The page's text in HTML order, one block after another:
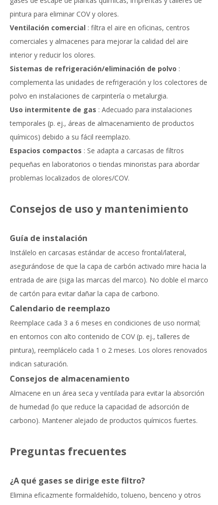
pintura para eliminar COV y olores.
Ventilación comercial : filtra el aire en oficinas, centros
comerciales y almacenes para mejorar la calidad del aire
interior y reducir los olores.
Sistemas de refrigeración/eliminación de polvo :
complementa las unidades de refrigeración y los colectores de
polvo en instalaciones de carpintería o metalurgia.
Uso intermitente de gas : Adecuado para instalaciones
temporales (p. ej., áreas de almacenamiento de productos
químicos) debido a su fácil reemplazo.
Espacios compactos : Se adapta a carcasas de filtros
pequeñas en laboratorios o tiendas minoristas para abordar
problemas localizados de olores/COV.
Consejos de uso y mantenimiento
Guía de instalación
Instálelo en carcasas estándar de acceso frontal/lateral,
asegurándose de que la capa de carbón activado mire hacia la
entrada de aire (siga las marcas del marco). No doble el marco
de cartón para evitar dañar la capa de carbono.
Calendario de reemplazo
Reemplace cada 3 a 6 meses en condiciones de uso normal;
en entornos con alto contenido de COV (p. ej., talleres de
pintura), reemplácelo cada 1 o 2 meses. Los olores renovados
indican saturación.
Consejos de almacenamiento
Almacene en un área seca y ventilada para evitar la absorción
de humedad (lo que reduce la capacidad de adsorción de
carbono). Mantener alejado de productos químicos fuertes.
Preguntas frecuentes
¿A qué gases se dirige este filtro?
Elimina eficazmente formaldehído, tolueno, benceno y otros